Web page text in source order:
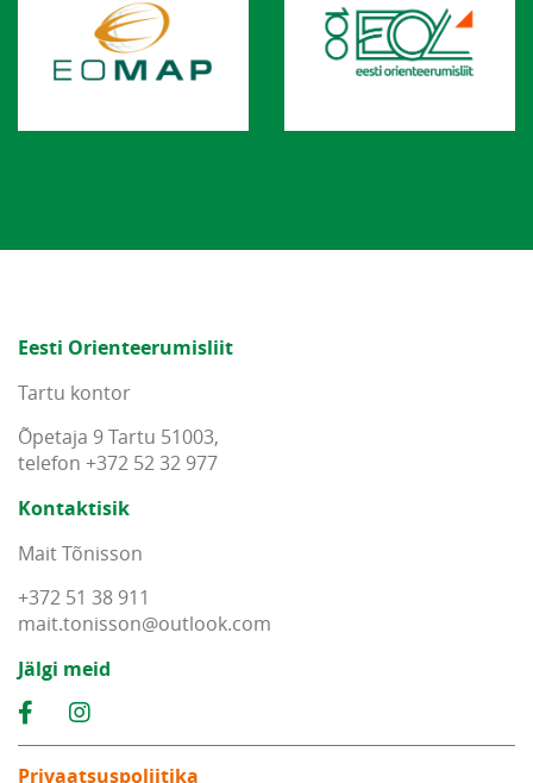
Eesti Orienteerumisliit
Tartu kontor
Õpetaja 9 Tartu 51003,
telefon +372 52 32 977
Kontaktisik
Mait Tõnisson
+372 51 38 911
mait.tonisson@outlook.com
Jälgi meid
Privaatsuspoliitika